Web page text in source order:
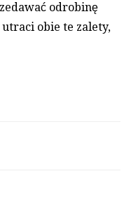
od­ro­binę
obie te za­lety,